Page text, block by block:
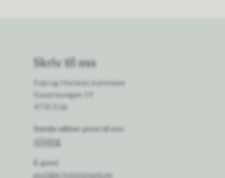
Skriv til oss
Evje og Hornnes kommune
Kasernevegen 19
4735 Evje
Sende sikker post til oss
eDialog
E-post
post@e-h.kommune.no